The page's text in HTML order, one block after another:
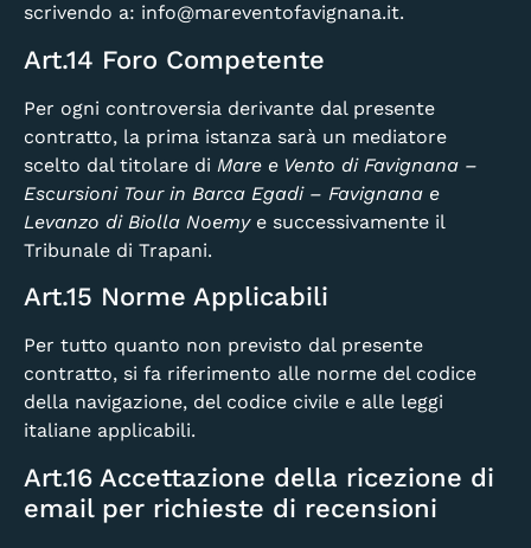
scrivendo a: info@mareventofavignana.it.
Art.14 Foro Competente
Per ogni controversia derivante dal presente
contratto, la prima istanza sarà un mediatore
scelto dal titolare di Mare e Vento di Favignana –
Escursioni Tour in Barca Egadi – Favignana e
Levanzo di Biolla Noemye successivamente il
Tribunale di Trapani.
Art.15 Norme Applicabili
Per tutto quanto non previsto dal presente
contratto, si fa riferimento alle norme del codice
della navigazione, del codice civile e alle leggi
italiane applicabili.
Art.16 Accettazione della ricezione di
email per richieste di recensioni